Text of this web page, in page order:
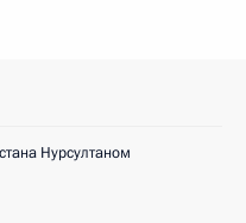
Нурсултаном